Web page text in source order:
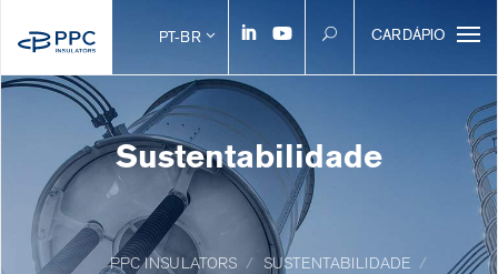
PT-BR CARDÁPIO
Sustentabilidade
PPC INSULATORS SUSTENTABILIDADE